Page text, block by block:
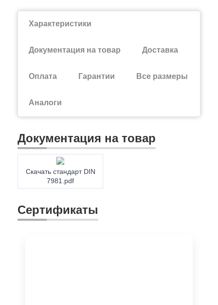
Характеристики
Документация на товар Доставка
Оплата Гарантии Все размеры
Аналоги
Документация на товар
Скачать стандарт DIN
7981.pdf
Сертификаты